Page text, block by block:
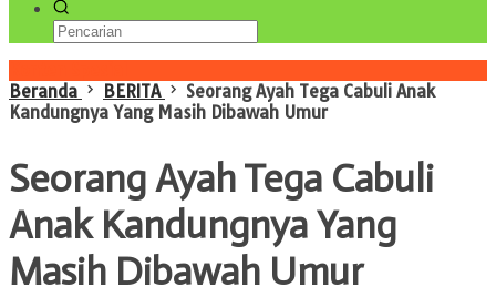
Beranda
BERITA
Seorang Ayah Tega Cabuli Anak
Kandungnya Yang Masih Dibawah Umur
Seorang Ayah Tega Cabuli
Anak Kandungnya Yang
Masih Dibawah Umur